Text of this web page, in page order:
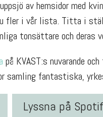
av hemsidor med
fler i vår lista. Titta i
tonsättare och deras
på KVAST:s nuvarande
samling fantastiska,
Lyssna på